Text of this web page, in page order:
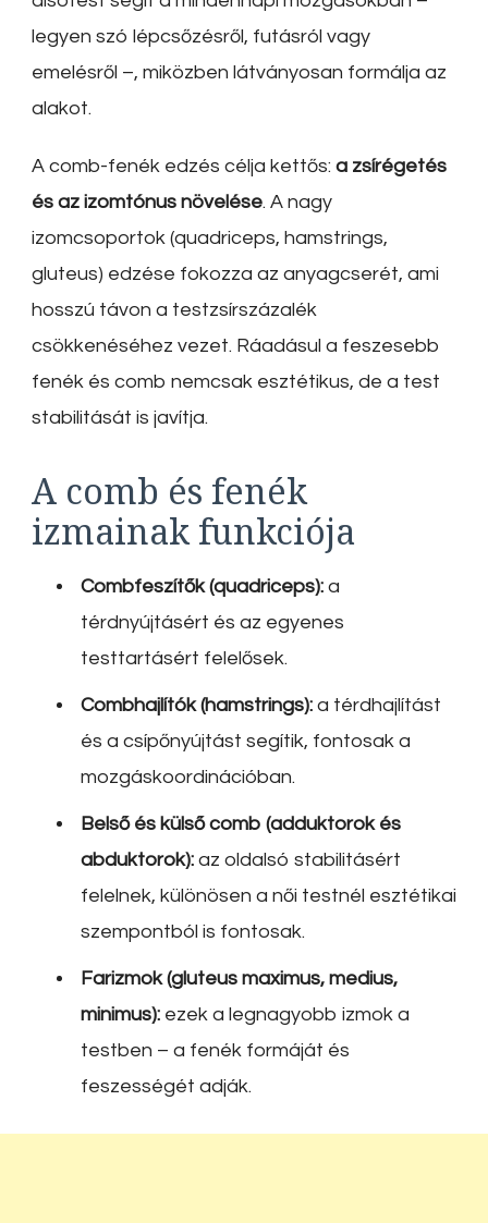
legyen szó lépcsőzésről, futásról vagy
emelésről –, miközben látványosan formálja az
alakot.
A comb-fenék edzés célja kettős: a zsírégetés
és az izomtónus növelése. A nagy
izomcsoportok (quadriceps, hamstrings,
gluteus) edzése fokozza az anyagcserét, ami
hosszú távon a testzsírszázalék
csökkenéséhez vezet. Ráadásul a feszesebb
fenék és comb nemcsak esztétikus, de a test
stabilitását is javítja.
A comb és fenék
izmainak funkciója
Combfeszítők (quadriceps): a
térdnyújtásért és az egyenes
testtartásért felelősek.
Combhajlítók (hamstrings): a térdhajlítást
és a csípőnyújtást segítik, fontosak a
mozgáskoordinációban.
Belső és külső comb (adduktorok és
abduktorok): az oldalsó stabilitásért
felelnek, különösen a női testnél esztétikai
szempontból is fontosak.
Farizmok (gluteus maximus, medius,
minimus): ezek a legnagyobb izmok a
testben – a fenék formáját és
feszességét adják.